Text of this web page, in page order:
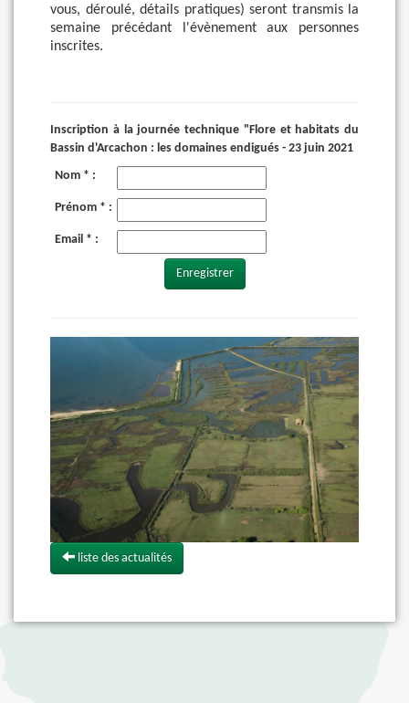
vous, déroulé, détails pratiques) seront transmis la
semaine précédant l'évènement aux personnes
inscrites.
Inscription à la journée technique "Flore et habitats du
Bassin d'Arcachon : les domaines endigués - 23 juin 2021
Nom * :
Prénom * :
Email * :
Enregistrer
liste des actualités